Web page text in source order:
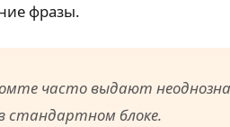
фразы.
часто выдают
стандартном блоке.